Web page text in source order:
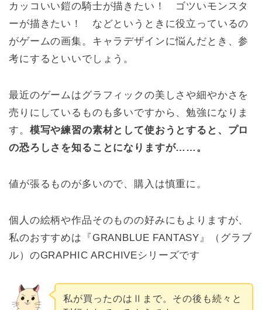
カッコいい鎧の騎士が描きたい！ ゴツいモンスタ
ーが描きたい！ などというときに役立っているの
がゲームの画集。キャラデザインに悩んだとき、参
考にするといいでしょう。
最近のゲームはグラフィックの美しさや細やかさを
売りにしているものも多いですから、勉強になりま
す。 模写や練習の素材として使おうとすると、プロ
の恐ろしさを知ることになりますが……。
値が張るものが多いので、購入は慎重に。
個人の絵柄や作品そのものの好みにもよりますが、
私のおすすめは『GRANBLUE FANTASY』（グラブ
ル）のGRAPHIC ARCHIVEシリーズです
私が買ったのはⅡまで。その後も続々と